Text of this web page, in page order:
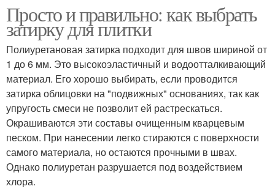
Просто и правильно: как выбрать
затирку для плитки
Полиуретановая затирка подходит для швов шириной от
1 до 6 мм. Это высокоэластичный и водоотталкивающий
материал. Его хорошо выбирать, если проводится
затирка облицовки на "подвижных" основаниях, так как
упругость смеси не позволит ей растрескаться.
Окрашиваются эти составы очищенным кварцевым
песком. При нанесении легко стираются с поверхности
самого материала, но остаются прочными в швах.
Однако полиуретан разрушается под воздействием
хлора.